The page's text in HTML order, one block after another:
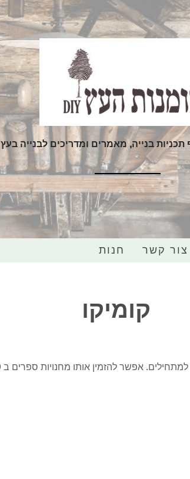
בנייה, מאמרים ומדריכים לבנייה בעץ
צור קשר חנות
קומיקו
אותו מחנויות ספרים ב 80 ש"ח, הרבה יותר נוח לקרוא ככה.